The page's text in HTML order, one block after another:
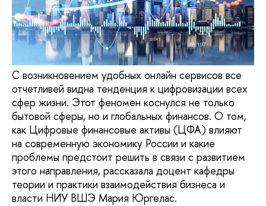
С возникновением удобных онлайн сервисов все
отчетливей видна тенденция к цифровизации всех
сфер жизни. Этот феномен коснулся не только
бытовой сферы, но и глобальных финансов. О том,
как Цифровые финансовые активы (ЦФА) влияют
на современную экономику России и какие
проблемы предстоит решить в связи с развитием
этого направления, рассказала доцент кафедры
теории и практики взаимодействия бизнеса и
власти НИУ ВШЭ Мария Юргелас.